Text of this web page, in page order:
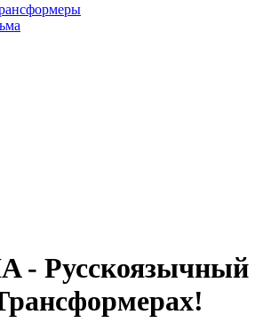
- Русскоязычный